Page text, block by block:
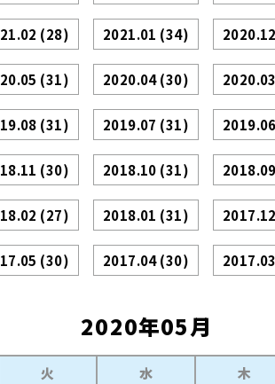
(28) 2021.01 (34) 2020.12
(31) 2020.04(30) 2020.03
(31) 2019.07 (31) 2019.06
(30) 2018.10 (31) 2018.09
(27) 2018.01 (31) 2017.12
(30) 2017.04(30) 2017.03
2020年05月
火 水 木